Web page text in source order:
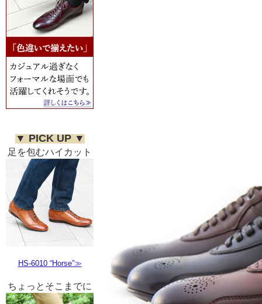
▼ PICK UP ▼
足を包むハイカット
HS-6010 “Horse”≫
ちょっとそこまでに